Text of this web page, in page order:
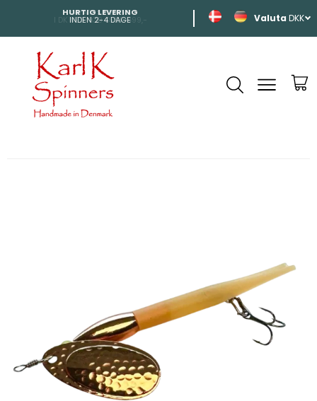
HURTIG LEVERING
INDEN 2-4 DAGE TIL HELE EUROPA
DKK